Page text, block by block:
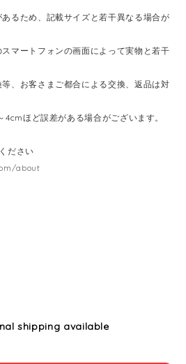
あるため、記載サイズと若干異なる場合が
スマートフォンの画面によって実物と若干
等、お客さまご都合による交換、返品は対
4cmほど誤差がある場合がございます。
ださい
about
shipping available